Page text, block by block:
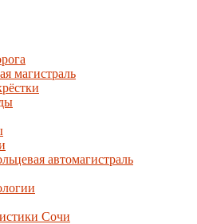
магистраль
автомагистраль
Сочи